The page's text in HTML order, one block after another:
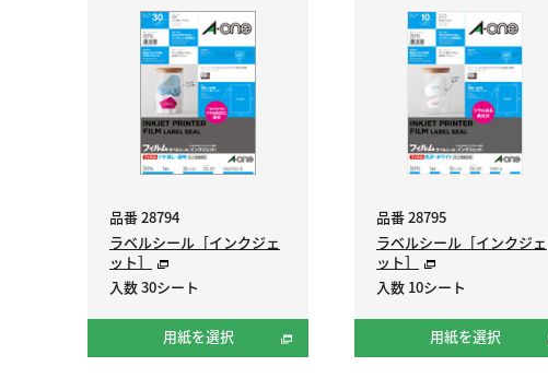
品番 28794
ラベルシール［インクジェ
ット］
入数 30シート
用紙を選択
品番 28795
ラベルシール［インクジェ
ット］
入数 10シート
用紙を選択